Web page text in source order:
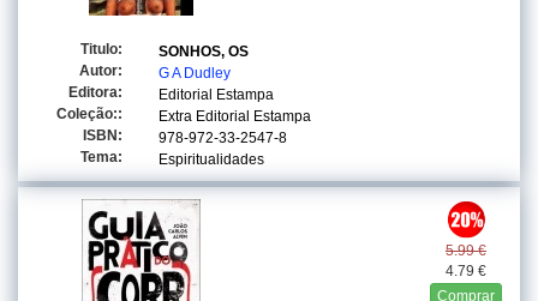
Titulo:
SONHOS, OS
Autor:
G A Dudley
Editora:
Editorial Estampa
Coleção::
Extra Editorial Estampa
ISBN:
978-972-33-2547-8
Tema:
Espiritualidades
5.99 €
4.79 €
Comprar